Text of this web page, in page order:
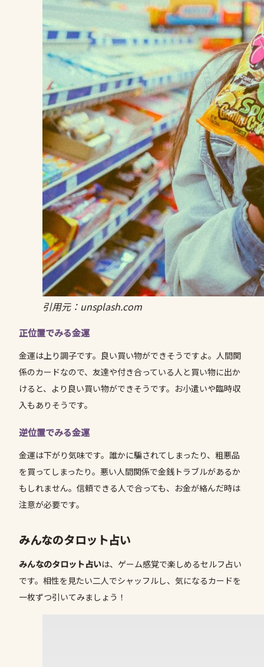
引用元：unsplash.com
正位置でみる金運
金運は上り調子です。良い買い物ができそうですよ。人間関
係のカードなので、友達や付き合っている人と買い物に出か
けると、より良い買い物ができそうです。お小遣いや臨時収
入もありそうです。
逆位置でみる金運
金運は下がり気味です。誰かに騙されてしまったり、粗悪品
を買ってしまったり。悪い人間関係で金銭トラブルがあるか
もしれません。信頼できる人で合っても、お金が絡んだ時は
注意が必要です。
みんなのタロット占い
みんなのタロット占いは、ゲーム感覚で楽しめるセルフ占い
です。相性を見たい二人でシャッフルし、気になるカードを
一枚ずつ引いてみましょう！